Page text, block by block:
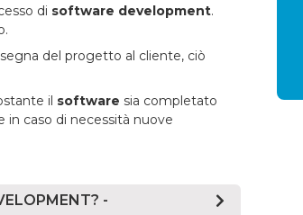
di software development.
del progetto al cliente, ciò
il software sia completato
in caso di necessità nuove
-